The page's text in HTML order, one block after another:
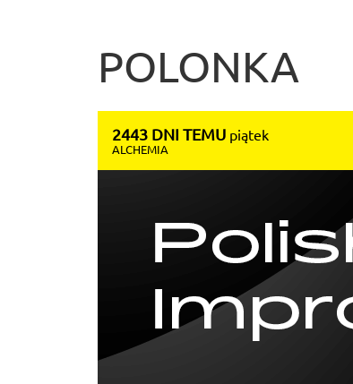
POLONKA
2443 DNI TEMU piątek
ALCHEMIA